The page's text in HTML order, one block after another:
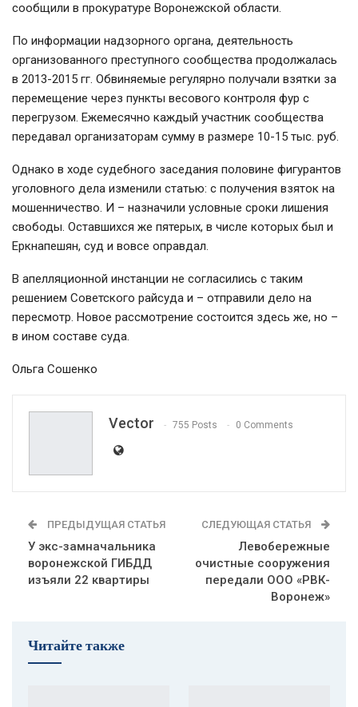
сообщили в прокуратуре Воронежской области.
По информации надзорного органа, деятельность
организованного преступного сообщества продолжалась
в 2013-2015 гг. Обвиняемые регулярно получали взятки за
перемещение через пункты весового контроля фур с
перегрузом. Ежемесячно каждый участник сообщества
передавал организаторам сумму в размере 10-15 тыс. руб.
Однако в ходе судебного заседания половине фигурантов
уголовного дела изменили статью: с получения взяток на
мошенничество. И – назначили условные сроки лишения
свободы. Оставшихся же пятерых, в числе которых был и
Еркнапешян, суд и вовсе оправдал.
В апелляционной инстанции не согласились с таким
решением Советского райсуда и – отправили дело на
пересмотр. Новое рассмотрение состоится здесь же, но –
в ином составе суда.
Ольга Сошенко
Vector 755 Posts 0 Comments
ПРЕДЫДУЩАЯ СТАТЬЯ
У экс-замначальника
воронежской ГИБДД
изъяли 22 квартиры
СЛЕДУЮЩАЯ СТАТЬЯ
Левобережные
очистные сооружения
передали ООО «РВК-
Воронеж»
Читайте также